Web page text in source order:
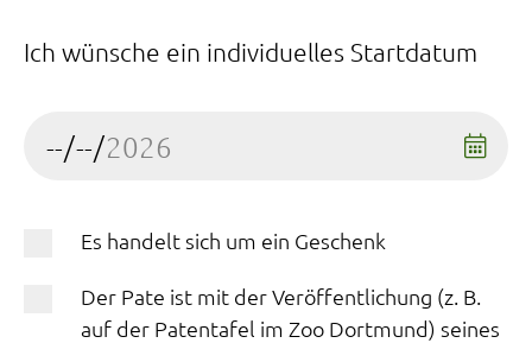
Ich wünsche ein individuelles Startdatum
Es handelt sich um ein Geschenk
Der Pate ist mit der Veröffentlichung (z. B.
auf der Patentafel im Zoo Dortmund) seines